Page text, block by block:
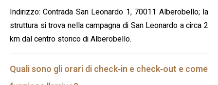
Indirizzo: Contrada San Leonardo 1, 70011 Alberobello; la
struttura si trova nella campagna di San Leonardo a circa 2
km dal centro storico di Alberobello.
Quali sono gli orari di check‑in e check‑out e come